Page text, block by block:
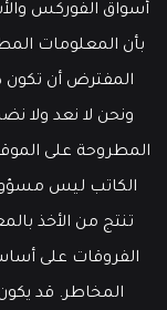
أسواق الفوركس
بأن المعلومات
المفترض أن تكون
ونحن لا نعد ولا
المطروحة على
الكاتب ليس
تنتج من الأخذ
الفروقات على
المخاطر. قد